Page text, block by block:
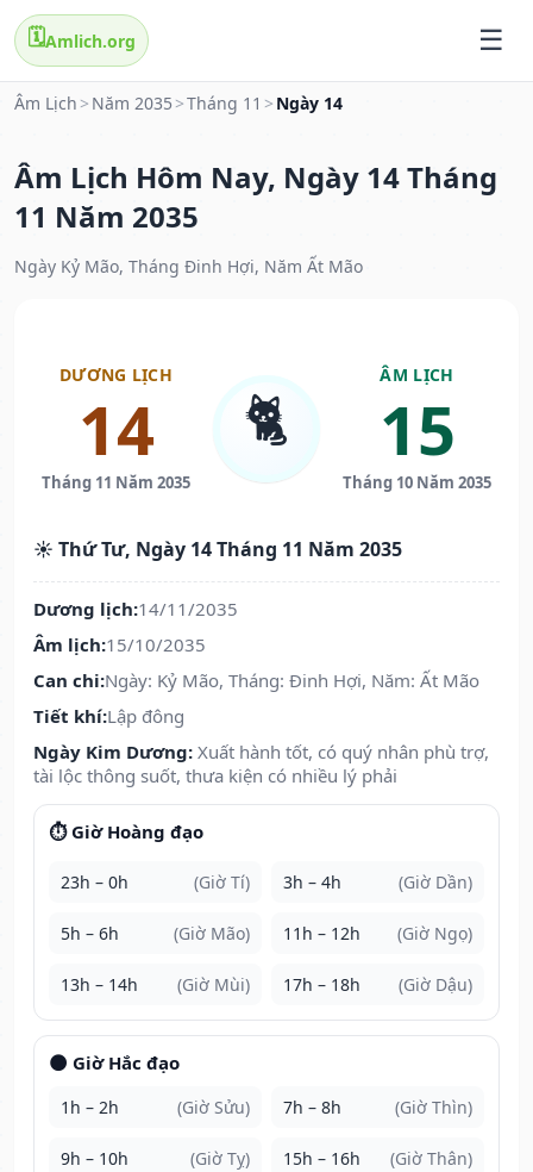
🗓️Amlich.org
Âm Lịch > Năm 2035 >Tháng 11 > Ngày 14
Âm Lịch Hôm Nay, Ngày 14 Tháng
11 Năm 2035
Ngày Kỷ Mão, Tháng Đinh Hợi, Năm Ất Mão
DƯƠNG LỊCH
14
Tháng 11 Năm 2035
🐈
ÂM LỊCH
15
Tháng 10 Năm 2035
☀️ Thứ Tư, Ngày 14 Tháng 11 Năm 2035
Dương lịch:14/11/2035
Âm lịch:15/10/2035
Can chi:Ngày: Kỷ Mão, Tháng: Đinh Hợi, Năm: Ất Mão
Tiết khí:Lập đông
Ngày Kim Dương: Xuất hành tốt, có quý nhân phù trợ,
tài lộc thông suốt, thưa kiện có nhiều lý phải
⏱️ Giờ Hoàng đạo
23h – 0h (Giờ Tí) 3h – 4h (Giờ Dần)
5h – 6h (Giờ Mão) 11h – 12h (Giờ Ngọ)
13h – 14h (Giờ Mùi) 17h – 18h (Giờ Dậu)
🌑 Giờ Hắc đạo
1h – 2h (Giờ Sửu) 7h – 8h (Giờ Thìn)
9h – 10h (Giờ Tỵ) 15h – 16h (Giờ Thân)